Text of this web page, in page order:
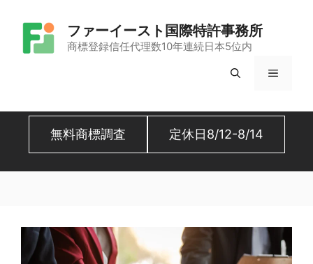
ファーイースト国際特許事務所
商標登録信任代理数10年連続日本5位内
メ
無料商標調査 定休日8/12-8/14